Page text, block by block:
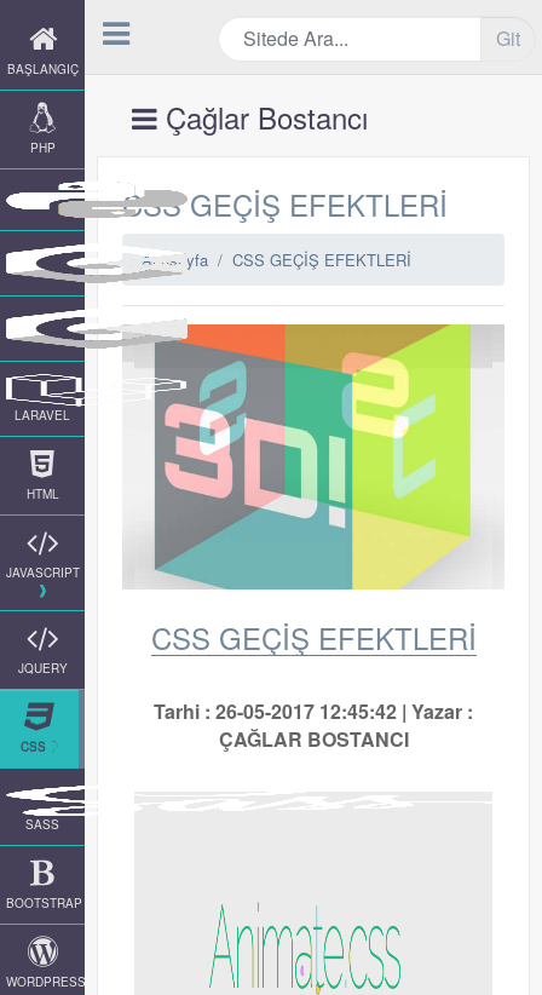
BAŞLANGIÇ
PHP
LARAVEL
HTML
JAVASCRIPT
JQUERY
CSS
SASS
BOOTSTRAP
WORDPRESS
Git
Çağlar Bostancı
CSS GEÇİŞ EFEKTLERİ
Anasayfa CSS GEÇİŞ EFEKTLERİ
CSS GEÇİŞ EFEKTLERİ
Tarhi : 26-05-2017 12:45:42 | Yazar :
ÇAĞLAR BOSTANCI